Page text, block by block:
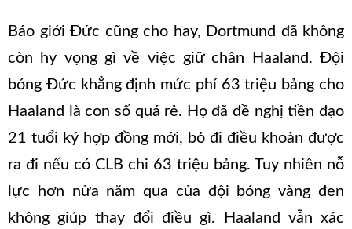
Báo giới Đức cũng cho hay, Dortmund đã không
còn hy vọng gì về việc giữ chân Haaland. Đội
bóng Đức khẳng định mức phí 63 triệu bảng cho
Haaland là con số quá rẻ. Họ đã đề nghị tiền đạo
21 tuổi ký hợp đồng mới, bỏ đi điều khoản được
ra đi nếu có CLB chi 63 triệu bảng. Tuy nhiên nỗ
lực hơn nửa năm qua của đội bóng vàng đen
không giúp thay đổi điều gì. Haaland vẫn xác